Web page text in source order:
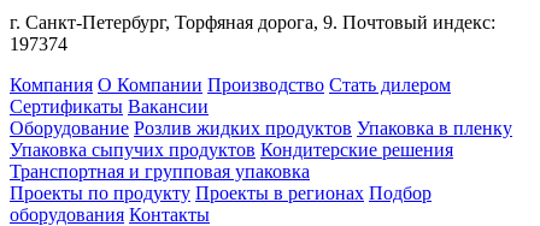
г. Санкт-Петербург, Торфяная дорога, 9. Почтовый индекс:
197374
Компания О Компании Производство Стать дилером
Сертификаты Вакансии
Оборудование Розлив жидких продуктов Упаковка в пленку
Упаковка сыпучих продуктов Кондитерские решения
Транспортная и групповая упаковка
Проекты по продукту Проекты в регионах Подбор
оборудования Контакты